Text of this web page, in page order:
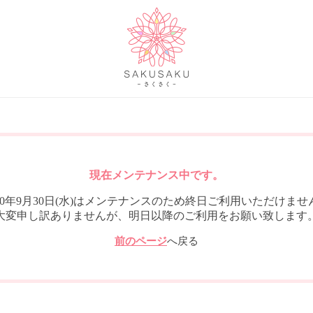
現在メンテナンス中です。
年9月30日(水)はメンテナンスのため終日ご利用いただけませ
変申し訳ありませんが、明日以降のご利用をお願い致します
前のページへ戻る